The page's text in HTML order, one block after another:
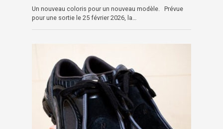
Un nouveau coloris pour un nouveau modèle. Prévue
pour une sortie le 25 février 2026, la…